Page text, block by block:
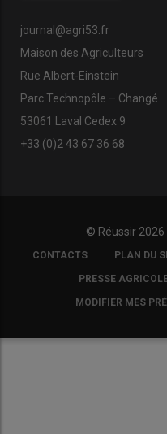
journal@agri53.fr
Maison des Agriculteurs
Rue Albert-Einstein
Parc Technopôle – Changé
53061 Laval Cedex 9
+33 (0)2 43 67 36 68
© Réussir 2026
FOOTER
COPYRIGHT
CONTACTS PLAN DU
PRESSE
MODIFIER MES